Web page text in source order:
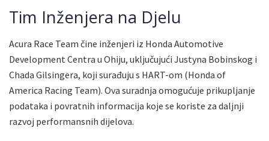
Tim Inženjera na Djelu
Acura Race Team čine inženjeri iz Honda Automotive
Development Centra u Ohiju, uključujući Justyna Bobinskog i
Chada Gilsingera, koji surađuju s HART-om (Honda of
America Racing Team). Ova suradnja omogućuje prikupljanje
podataka i povratnih informacija koje se koriste za daljnji
razvoj performansnih dijelova.